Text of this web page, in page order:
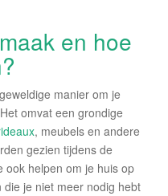
en hoe
manier om je
omvat een grondige
, meubels en andere
gezien tijdens de
ook helpen om je huis op
je niet meer nodig hebt